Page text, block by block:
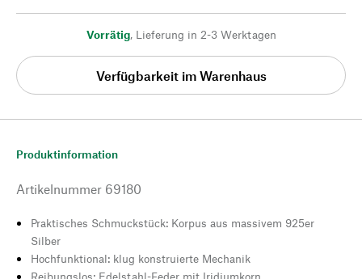
Vorrätig, Lieferung in 2-3 Werktagen
Verfügbarkeit im Warenhaus
Produktinformation
Artikelnummer 69180
Praktisches Schmuckstück: Korpus aus massivem 925er
Silber
Hochfunktional: klug konstruierte Mechanik
Reibungslos: Edelstahl-Feder mit Iridiumkorn